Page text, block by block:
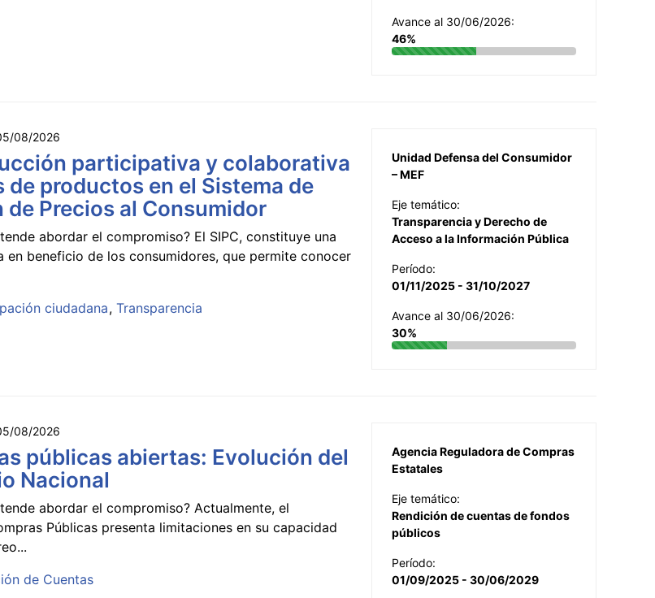
Avance al 30/06/2026:
46%
08/2026
participativa y colaborativa
de productos en el Sistema de
de Precios al Consumidor
abordar el compromiso? El SIPC, constituye una
en beneficio de los consumidores, que permite conocer
ciudadana Transparencia
Unidad Defensa del Consumidor
– MEF
Eje temático:
Transparencia y Derecho de
Acceso a la Información Pública
Período:
01/11/2025 - 31/10/2027
Avance al 30/06/2026:
30%
08/2026
públicas abiertas: Evolución del
Nacional
abordar el compromiso? Actualmente, el
Públicas presenta limitaciones en su capacidad
de Cuentas
Agencia Reguladora de Compras
Estatales
Eje temático:
Rendición de cuentas de fondos
públicos
Período:
01/09/2025 - 30/06/2029